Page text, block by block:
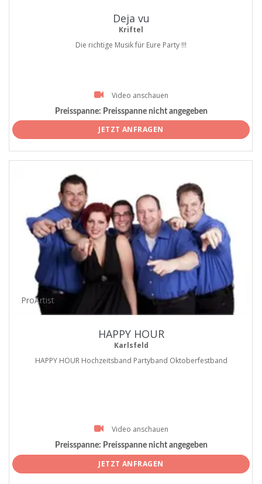
Deja vu
Kriftel
Die richtige Musik für Eure Party !!!
Video anschauen
Preisspanne: Preisspanne nicht angegeben
JETZT ANFRAGEN
ProArtist
HAPPY HOUR
Karlsfeld
HAPPY HOUR Hochzeitsband Partyband Oktoberfestband
Video anschauen
Preisspanne: Preisspanne nicht angegeben
JETZT ANFRAGEN